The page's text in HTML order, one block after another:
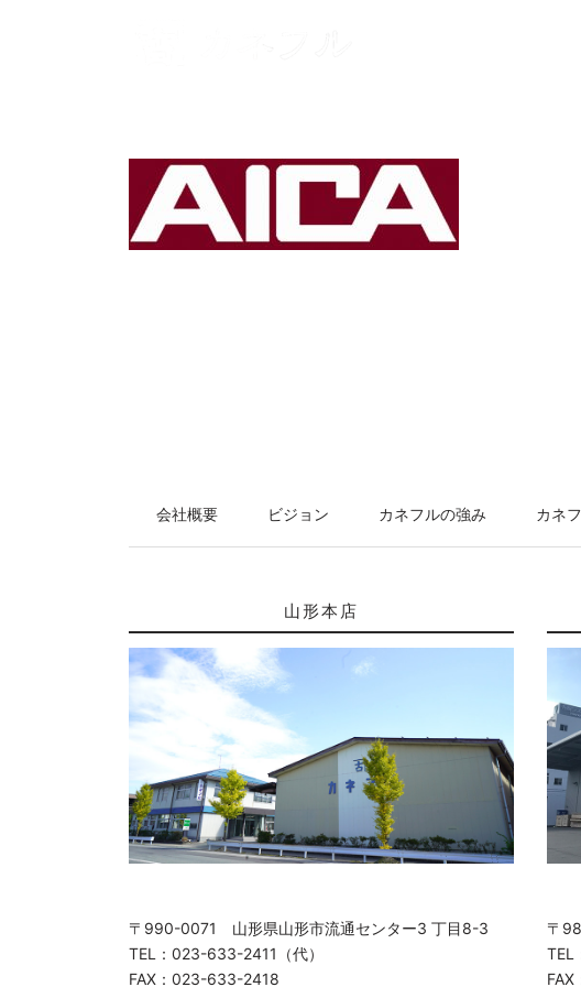
会社概要 ビジョン カネフルの強み カネ
山形本店
〒990-0071 山形県山形市流通センター3 丁目8-3
TEL：023-633-2411（代）
FAX：023-633-2418
〒
TEL